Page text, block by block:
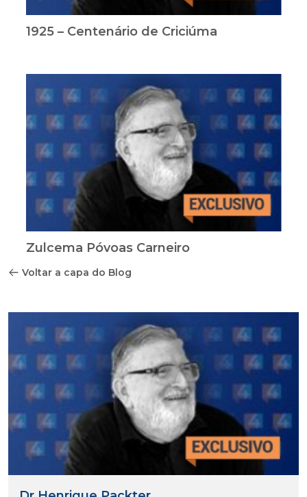
1925 – Centenário de Criciúma
Zulcema Póvoas Carneiro
Voltar a capa do Blog